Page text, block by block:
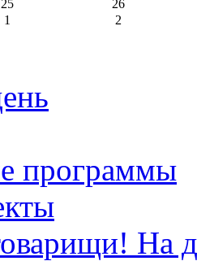
25
26
1 2
программы
На